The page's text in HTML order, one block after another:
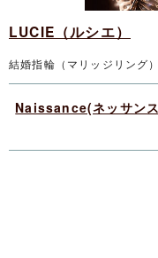
LUCIE（ルシエ）
結婚指輪（マリッジリング）
Naissance(ネッサン